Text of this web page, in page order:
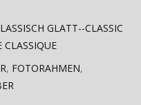
GLATT--CLASSIC
CLASSIQUE
, FOTORAHMEN,